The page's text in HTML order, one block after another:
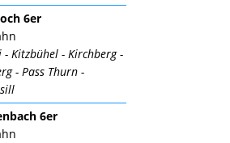
6er
- Kitzbühel - Kirchberg -
- Pass Thurn -
6er